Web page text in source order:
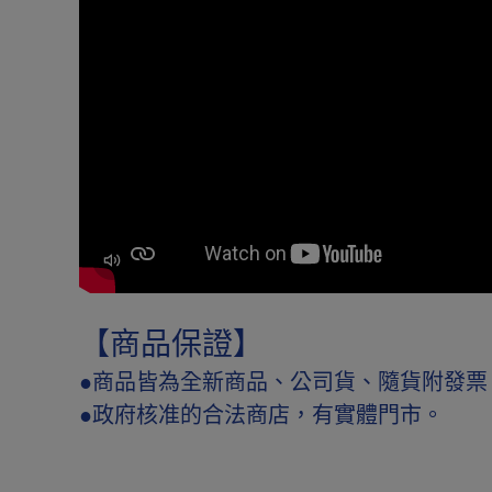
【商品保證】
●商品皆為全新商品、公司貨、隨貨附發
●政府核准的合法商店，有實體門市。